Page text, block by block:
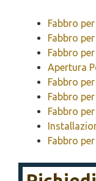
Fabbro
Fabbro
Fabbro
Apertura
Fabbro
Fabbro
Fabbro
Fabbro